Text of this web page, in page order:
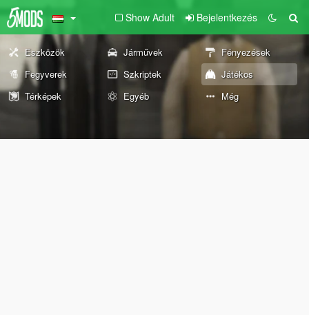
Show Adult Bejelentkezés
Eszközök Járművek
Fényezések
Fegyverek
Szkriptek
Játékos
Térképek
Egyéb Még